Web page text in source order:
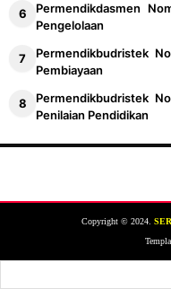
Permendikdasmen
Pengelolaan
Permendikbudristek
Pembiayaan
Permendikbudristek
Penilaian Pendidikan
Copyright © 2024.